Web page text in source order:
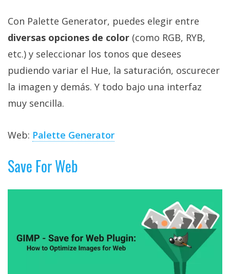
Con Palette Generator, puedes elegir entre
diversas opciones de color (como RGB, RYB,
etc.) y seleccionar los tonos que desees
pudiendo variar el Hue, la saturación, oscurecer
la imagen y demás. Y todo bajo una interfaz
muy sencilla.
Web: Palette Generator
Save For Web